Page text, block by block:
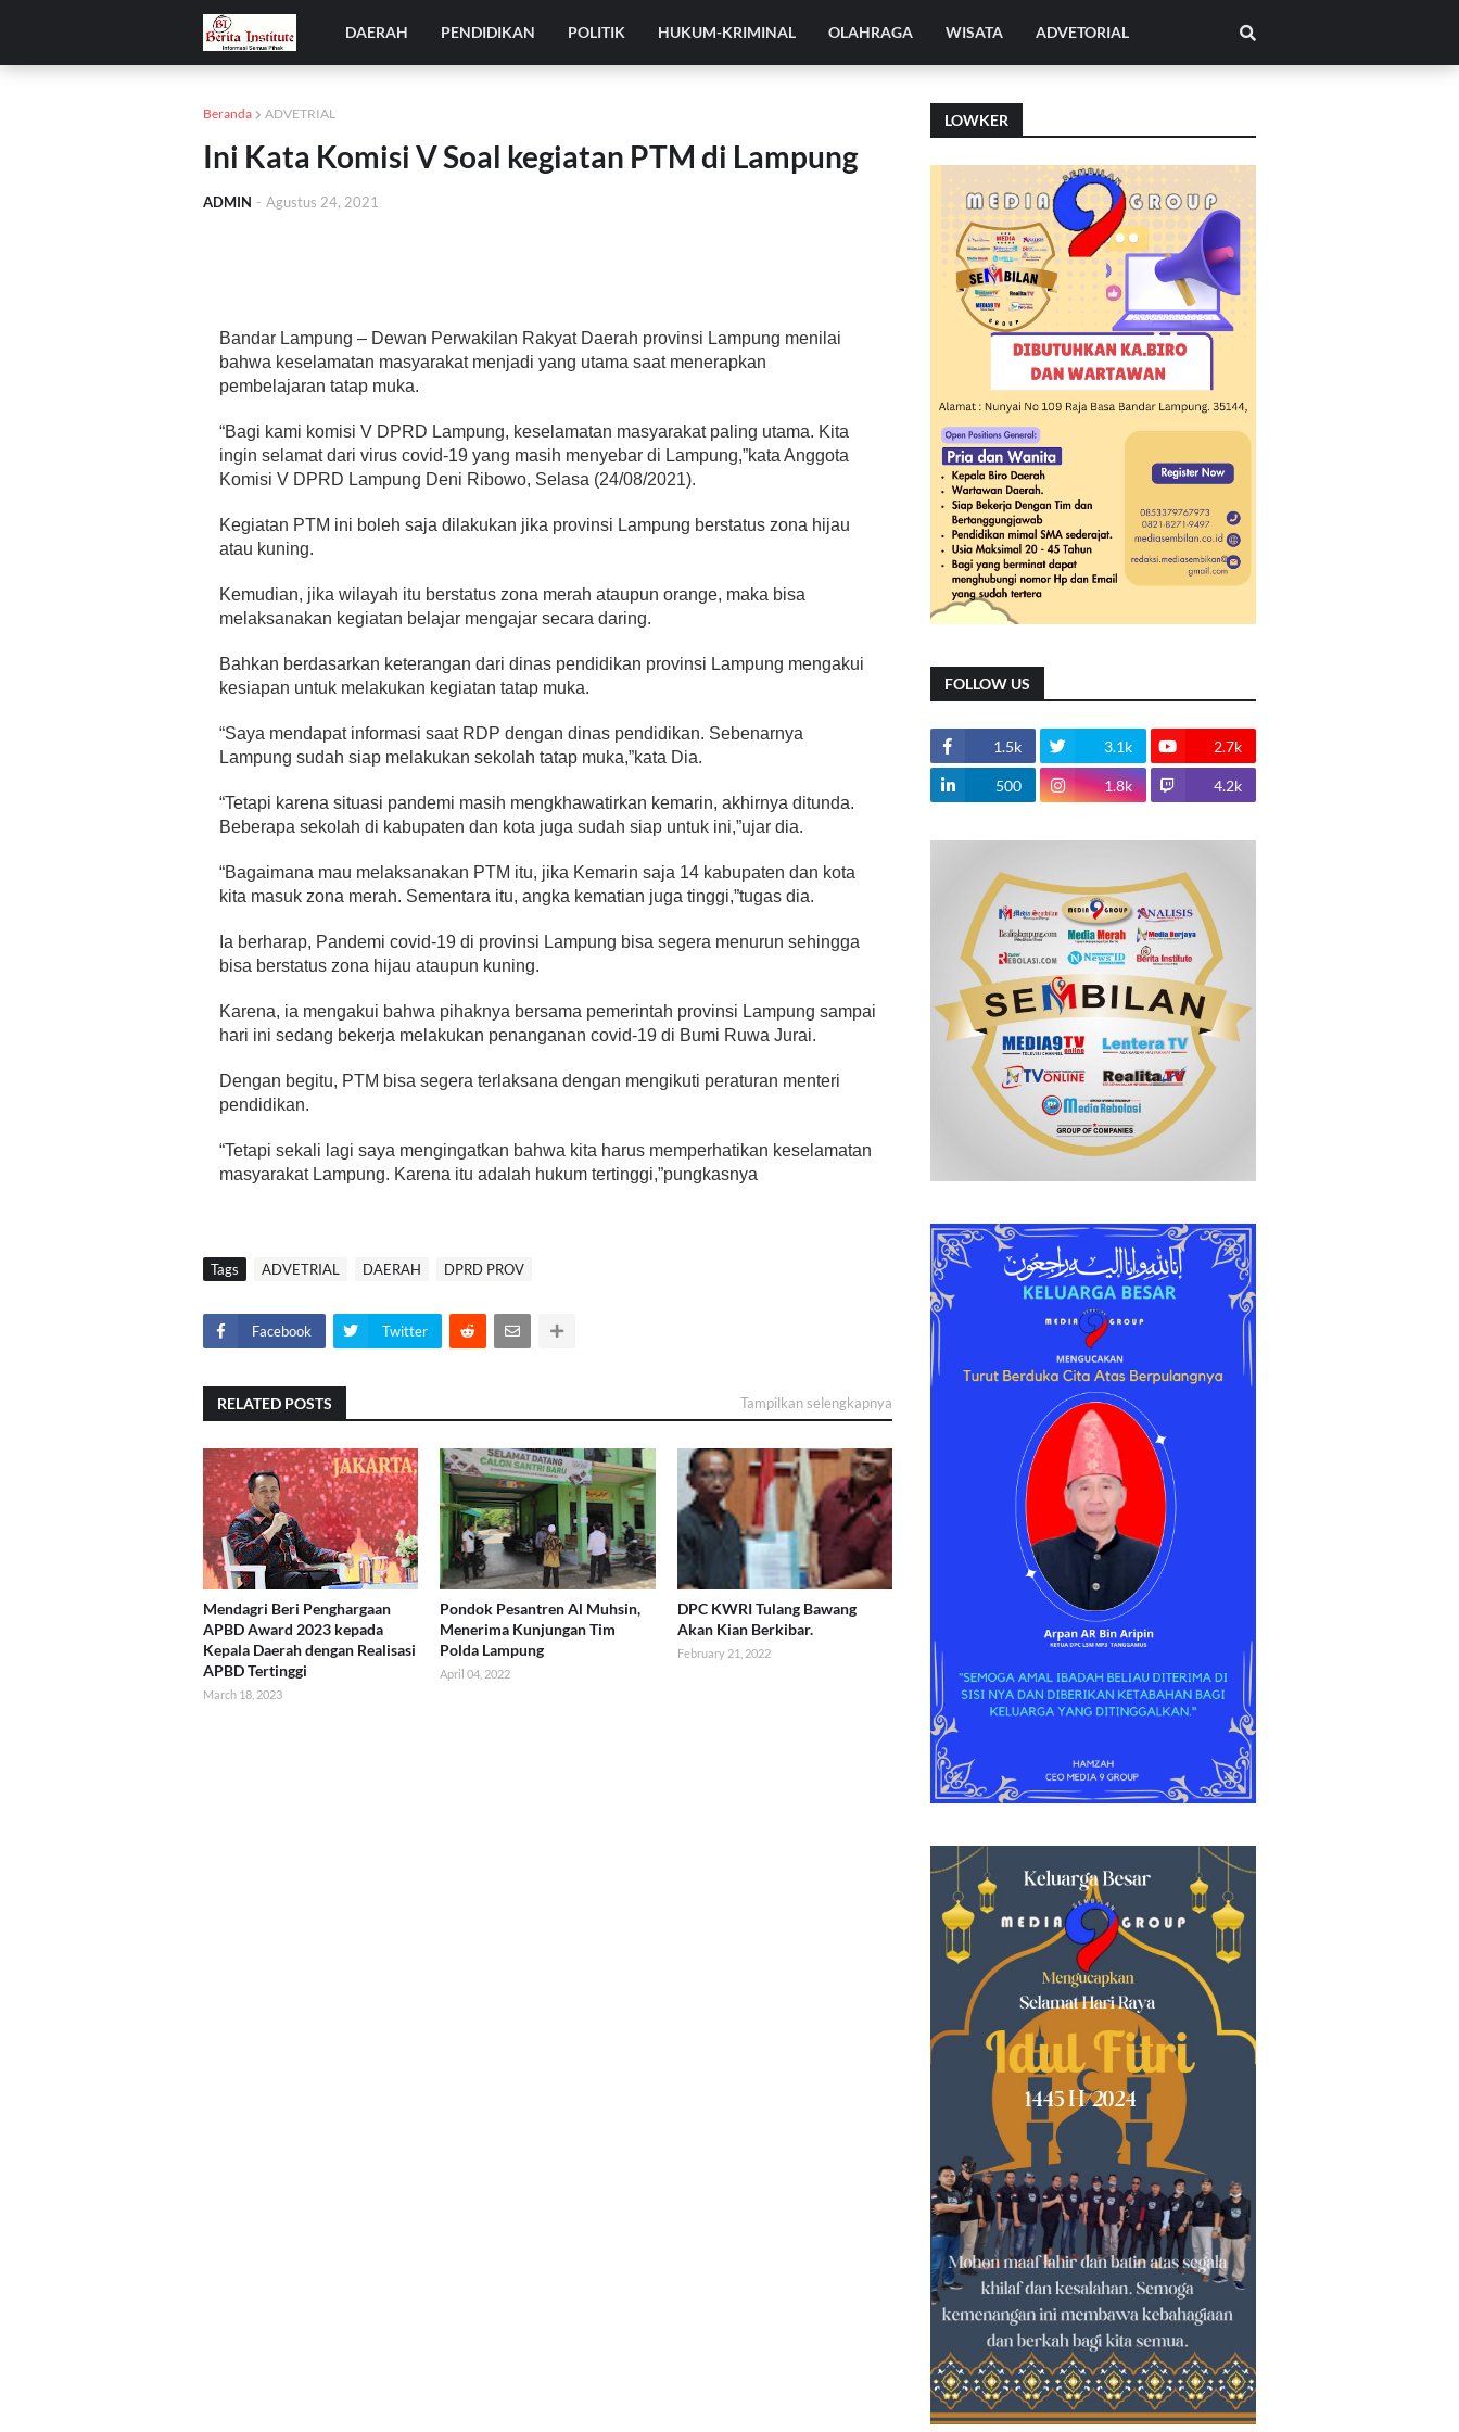
DAERAH PENDIDIKAN POLITIK HUKUM-KRIMINAL OLAHRAGA WISATA ADVETORIAL
Beranda ADVETRIAL
Ini Kata Komisi V Soal kegiatan PTM di Lampung
ADMIN - Agustus 24, 2021
Bandar Lampung – Dewan Perwakilan Rakyat Daerah provinsi Lampung menilai
bahwa keselamatan masyarakat menjadi yang utama saat menerapkan
pembelajaran tatap muka.
“Bagi kami komisi V DPRD Lampung, keselamatan masyarakat paling utama. Kita
ingin selamat dari virus covid-19 yang masih menyebar di Lampung,”kata Anggota
Komisi V DPRD Lampung Deni Ribowo, Selasa (24/08/2021).
Kegiatan PTM ini boleh saja dilakukan jika provinsi Lampung berstatus zona hijau
atau kuning.
Kemudian, jika wilayah itu berstatus zona merah ataupun orange, maka bisa
melaksanakan kegiatan belajar mengajar secara daring.
Bahkan berdasarkan keterangan dari dinas pendidikan provinsi Lampung mengakui
kesiapan untuk melakukan kegiatan tatap muka.
“Saya mendapat informasi saat RDP dengan dinas pendidikan. Sebenarnya
Lampung sudah siap melakukan sekolah tatap muka,”kata Dia.
“Tetapi karena situasi pandemi masih mengkhawatirkan kemarin, akhirnya ditunda.
Beberapa sekolah di kabupaten dan kota juga sudah siap untuk ini,”ujar dia.
“Bagaimana mau melaksanakan PTM itu, jika Kemarin saja 14 kabupaten dan kota
kita masuk zona merah. Sementara itu, angka kematian juga tinggi,”tugas dia.
Ia berharap, Pandemi covid-19 di provinsi Lampung bisa segera menurun sehingga
bisa berstatus zona hijau ataupun kuning.
Karena, ia mengakui bahwa pihaknya bersama pemerintah provinsi Lampung sampai
hari ini sedang bekerja melakukan penanganan covid-19 di Bumi Ruwa Jurai.
Dengan begitu, PTM bisa segera terlaksana dengan mengikuti peraturan menteri
pendidikan.
“Tetapi sekali lagi saya mengingatkan bahwa kita harus memperhatikan keselamatan
masyarakat Lampung. Karena itu adalah hukum tertinggi,”pungkasnya
Tags ADVETRIAL DAERAH DPRD PROV
Facebook Twitter
RELATED POSTS Tampilkan selengkapnya
Mendagri Beri Penghargaan
APBD Award 2023 kepada
Kepala Daerah dengan Realisasi
APBD Tertinggi
March 18, 2023
Pondok Pesantren Al Muhsin,
Menerima Kunjungan Tim
Polda Lampung
April 04, 2022
DPC KWRI Tulang Bawang
Akan Kian Berkibar.
February 21, 2022
LOWKER
FOLLOW US
1.5k 3.1k 2.7k
500 1.8k 4.2k